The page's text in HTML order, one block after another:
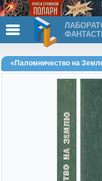
«Паломничество на